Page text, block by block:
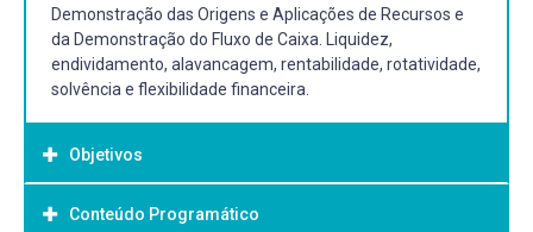
Demonstração das Origens e Aplicações de Recursos e
da Demonstração do Fluxo de Caixa. Liquidez,
endividamento, alavancagem, rentabilidade, rotatividade,
solvência e flexibilidade financeira.
Objetivos
Objetivo Geral:
Conteúdo Programático